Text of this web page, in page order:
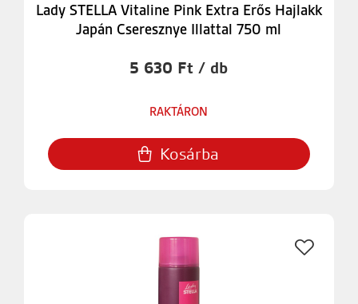
Lady STELLA Vitaline Pink Extra Erős Hajlakk
Japán Cseresznye Illattal 750 ml
5 630 Ft / db
RAKTÁRON
Kosárba